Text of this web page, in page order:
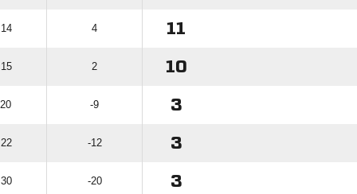
4 11
2 10
-9 3
-12 3
-20 3